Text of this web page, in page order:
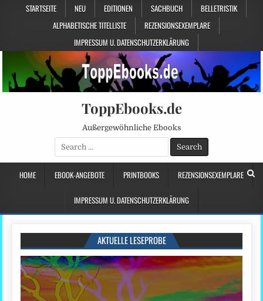
STARTSEITE NEU EDITIONEN SACHBUCH
BELLETRISTIK
ALPHABETISCHE TITELLISTE
REZENSIONSEXEMPLARE
IMPRESSUM U. DATENSCHUTZERKLÄRUNG
ToppEbooks.de
Außergewöhnliche Ebooks
Search
for:
HOME EBOOK-ANGEBOTE PRINTBOOKS REZENSIONSEXEMPLARE
IMPRESSUM U. DATENSCHUTZERKLÄRUNG
AKTUELLE LESEPROBE